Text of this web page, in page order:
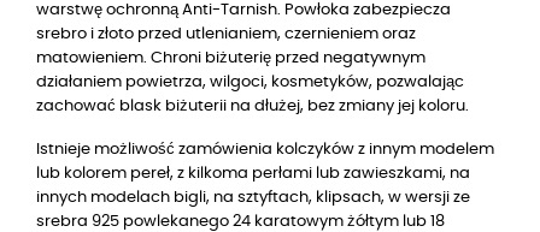
warstwę ochronną Anti-Tarnish. Powłoka zabezpiecza
srebro i złoto przed utlenianiem, czernieniem oraz
matowieniem. Chroni biżuterię przed negatywnym
działaniem powietrza, wilgoci, kosmetyków, pozwalając
zachować blask biżuterii na dłużej, bez zmiany jej koloru.
Istnieje możliwość zamówienia kolczyków z innym modelem
lub kolorem pereł, z kilkoma perłami lub zawieszkami, na
innych modelach bigli, na sztyftach, klipsach, w wersji ze
srebra 925 powlekanego 24 karatowym żółtym lub 18